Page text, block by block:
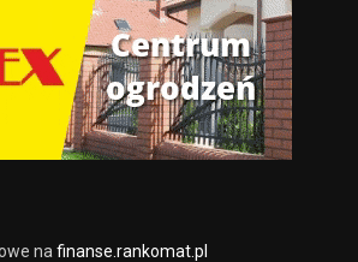
na finanse.rankomat.pl